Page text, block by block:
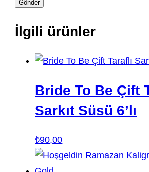
İlgili ürünler
Bride To Be Çift
Sarkıt Süsü 6’lı
₺90,00